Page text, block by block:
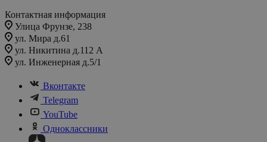
Контактная информация
Улица Фрунзе, 238​
ул. Мира д.61
ул. Никитина д.112 А
ул. Инженерная д.5/1
Вконтакте
Telegram
YouTube
Одноклассники